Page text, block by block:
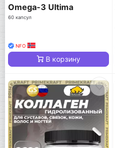
Omega-3 Ultima
60 капсул
NFO
В корзину